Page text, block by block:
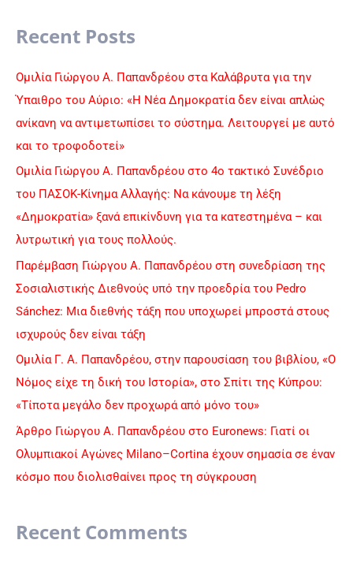
r
c
h
Recent Posts
Ομιλία Γιώργου Α. Παπανδρέου στα Καλάβρυτα για την
Ύπαιθρο του Αύριο: «Η Νέα Δημοκρατία δεν είναι απλώς
ανίκανη να αντιμετωπίσει το σύστημα. Λειτουργεί με αυτό
και το τροφοδοτεί»
Ομιλία Γιώργου Α. Παπανδρέου στο 4ο τακτικό Συνέδριο
του ΠΑΣΟΚ-Κίνημα Αλλαγής: Να κάνουμε τη λέξη
«Δημοκρατία» ξανά επικίνδυνη για τα κατεστημένα – και
λυτρωτική για τους πολλούς.
Παρέμβαση Γιώργου Α. Παπανδρέου στη συνεδρίαση της
Σοσιαλιστικής Διεθνούς υπό την προεδρία του Pedro
Sánchez: Μια διεθνής τάξη που υποχωρεί μπροστά στους
ισχυρούς δεν είναι τάξη
Ομιλία Γ. Α. Παπανδρέου, στην παρουσίαση του βιβλίου, «Ο
Νόμος είχε τη δική του Ιστορία», στο Σπίτι της Κύπρου:
«Τίποτα μεγάλο δεν προχωρά από μόνο του»
Άρθρο Γιώργου Α. Παπανδρέου στο Euronews: Γιατί οι
Ολυμπιακοί Αγώνες Milano–Cortina έχουν σημασία σε έναν
κόσμο που διολισθαίνει προς τη σύγκρουση
Recent Comments